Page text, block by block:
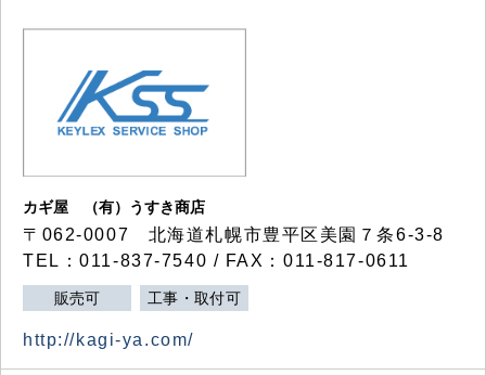
カギ屋 （有）うすき商店
〒062-0007 北海道札幌市豊平区美園７条6-3-8
TEL：011-837-7540 / FAX：011-817-0611
販売可 工事・取付可
http://kagi-ya.com/